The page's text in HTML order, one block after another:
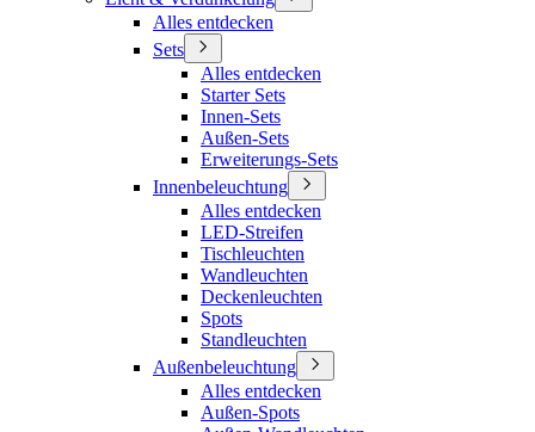
Alles entdecken
Sets
Alles entdecken
Starter Sets
Innen-Sets
Außen-Sets
Erweiterungs-Sets
Innenbeleuchtung
Alles entdecken
LED-Streifen
Tischleuchten
Wandleuchten
Deckenleuchten
Spots
Standleuchten
Außenbeleuchtung
Alles entdecken
Außen-Spots